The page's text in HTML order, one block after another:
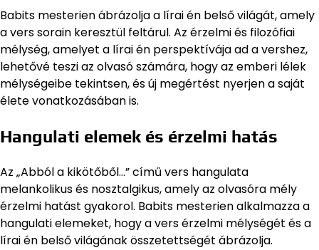
Babits mesterien ábrázolja a lírai én belső világát, amely
a vers sorain keresztül feltárul. Az érzelmi és filozófiai
mélység, amelyet a lírai én perspektívája ad a vershez,
lehetővé teszi az olvasó számára, hogy az emberi lélek
mélységeibe tekintsen, és új megértést nyerjen a saját
élete vonatkozásában is.
Hangulati elemek és érzelmi hatás
Az „Abból a kikötőből…” című vers hangulata
melankolikus és nosztalgikus, amely az olvasóra mély
érzelmi hatást gyakorol. Babits mesterien alkalmazza a
hangulati elemeket, hogy a vers érzelmi mélységét és a
lírai én belső világának összetettségét ábrázolja.